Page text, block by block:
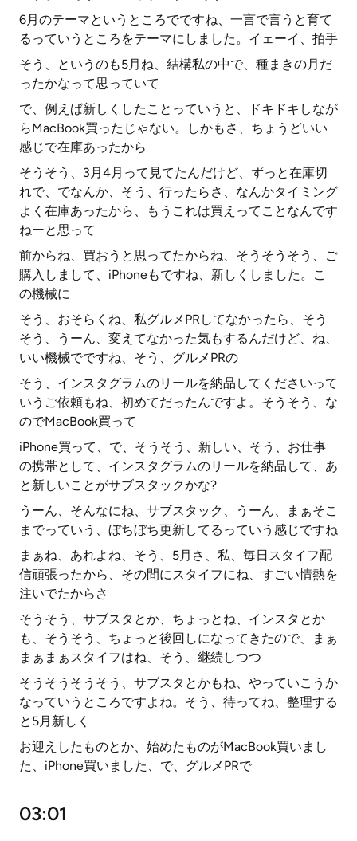
6月のテーマというところでですね、一言で言うと育て
るっていうところをテーマにしました。イェーイ、拍手
そう、というのも5月ね、結構私の中で、種まきの月だ
ったかなって思っていて
で、例えば新しくしたことっていうと、ドキドキしなが
らMacBook買ったじゃない。しかもさ、ちょうどいい
感じで在庫あったから
そうそう、3月4月って見てたんだけど、ずっと在庫切
れで、でなんか、そう、行ったらさ、なんかタイミング
よく在庫あったから、もうこれは買えってことなんです
ねーと思って
前からね、買おうと思ってたからね、そうそうそう、ご
購入しまして、iPhoneもですね、新しくしました。こ
の機械に
そう、おそらくね、私グルメPRしてなかったら、そう
そう、うーん、変えてなかった気もするんだけど、ね、
いい機械でですね、そう、グルメPRの
そう、インスタグラムのリールを納品してくださいって
いうご依頼もね、初めてだったんですよ。そうそう、な
のでMacBook買って
iPhone買って、で、そうそう、新しい、そう、お仕事
の携帯として、インスタグラムのリールを納品して、あ
と新しいことがサブスタックかな?
うーん、そんなにね、サブスタック、うーん、まぁそこ
までっていう、ぼちぼち更新してるっていう感じですね
まぁね、あれよね、そう、5月さ、私、毎日スタイフ配
信頑張ったから、その間にスタイフにね、すごい情熱を
注いでたからさ
そうそう、サブスタとか、ちょっとね、インスタとか
も、そうそう、ちょっと後回しになってきたので、まぁ
まぁまぁスタイフはね、そう、継続しつつ
そうそうそうそう、サブスタとかもね、やっていこうか
なっていうところですよね。そう、待ってね、整理する
と5月新しく
お迎えしたものとか、始めたものがMacBook買いまし
た、iPhone買いました、で、グルメPRで
03:01